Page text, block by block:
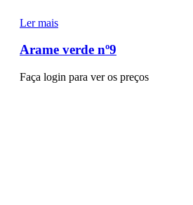
Ler mais
Arame verde nº9
Faça login para ver os preços